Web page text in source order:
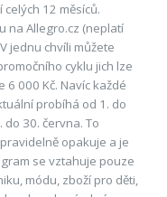
12 měsíců.
na Allegro.cz (neplatí
jednu chvíli můžete
cyklu jich lze
6 000 Kč. Navíc každé
probíhá od 1. do
30. června. To
opakuje a je
se vztahuje pouze
módu, zboží pro děti,